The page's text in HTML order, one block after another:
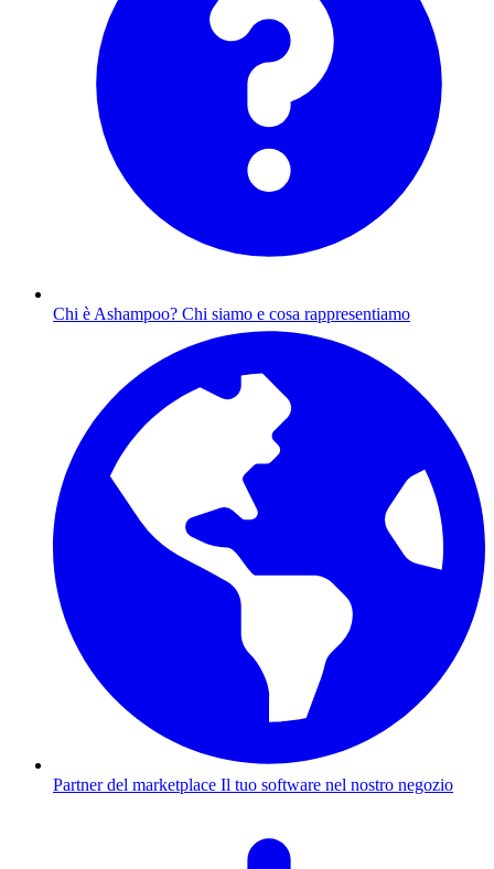
Chi è Ashampoo? Chi siamo e cosa rappresentiamo
Partner del marketplace Il tuo software nel nostro negozio